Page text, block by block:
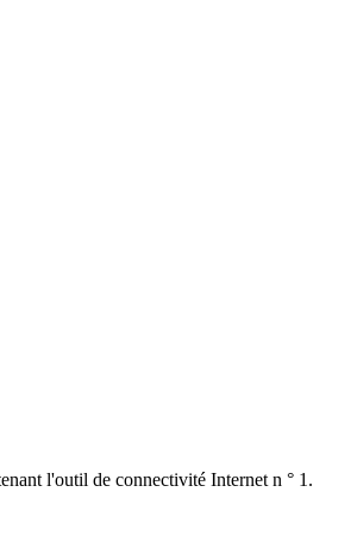
l'outil de connectivité Internet n ° 1.